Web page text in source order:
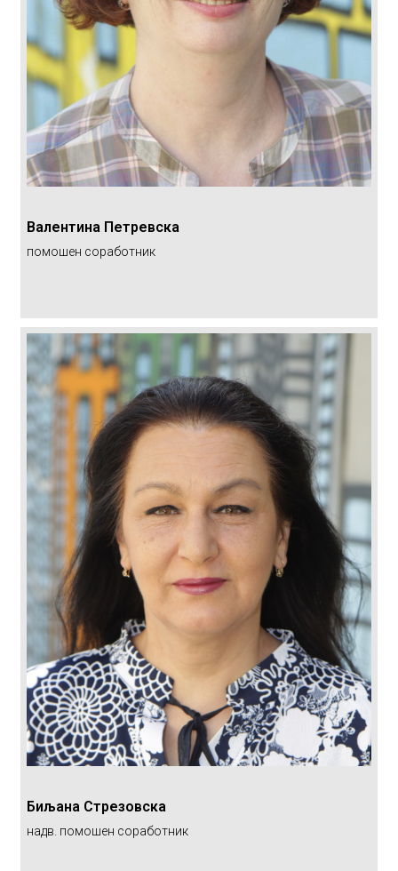
Валентина Петревска
помошен соработник
Биљана Стрезовска
надв. помошен соработник